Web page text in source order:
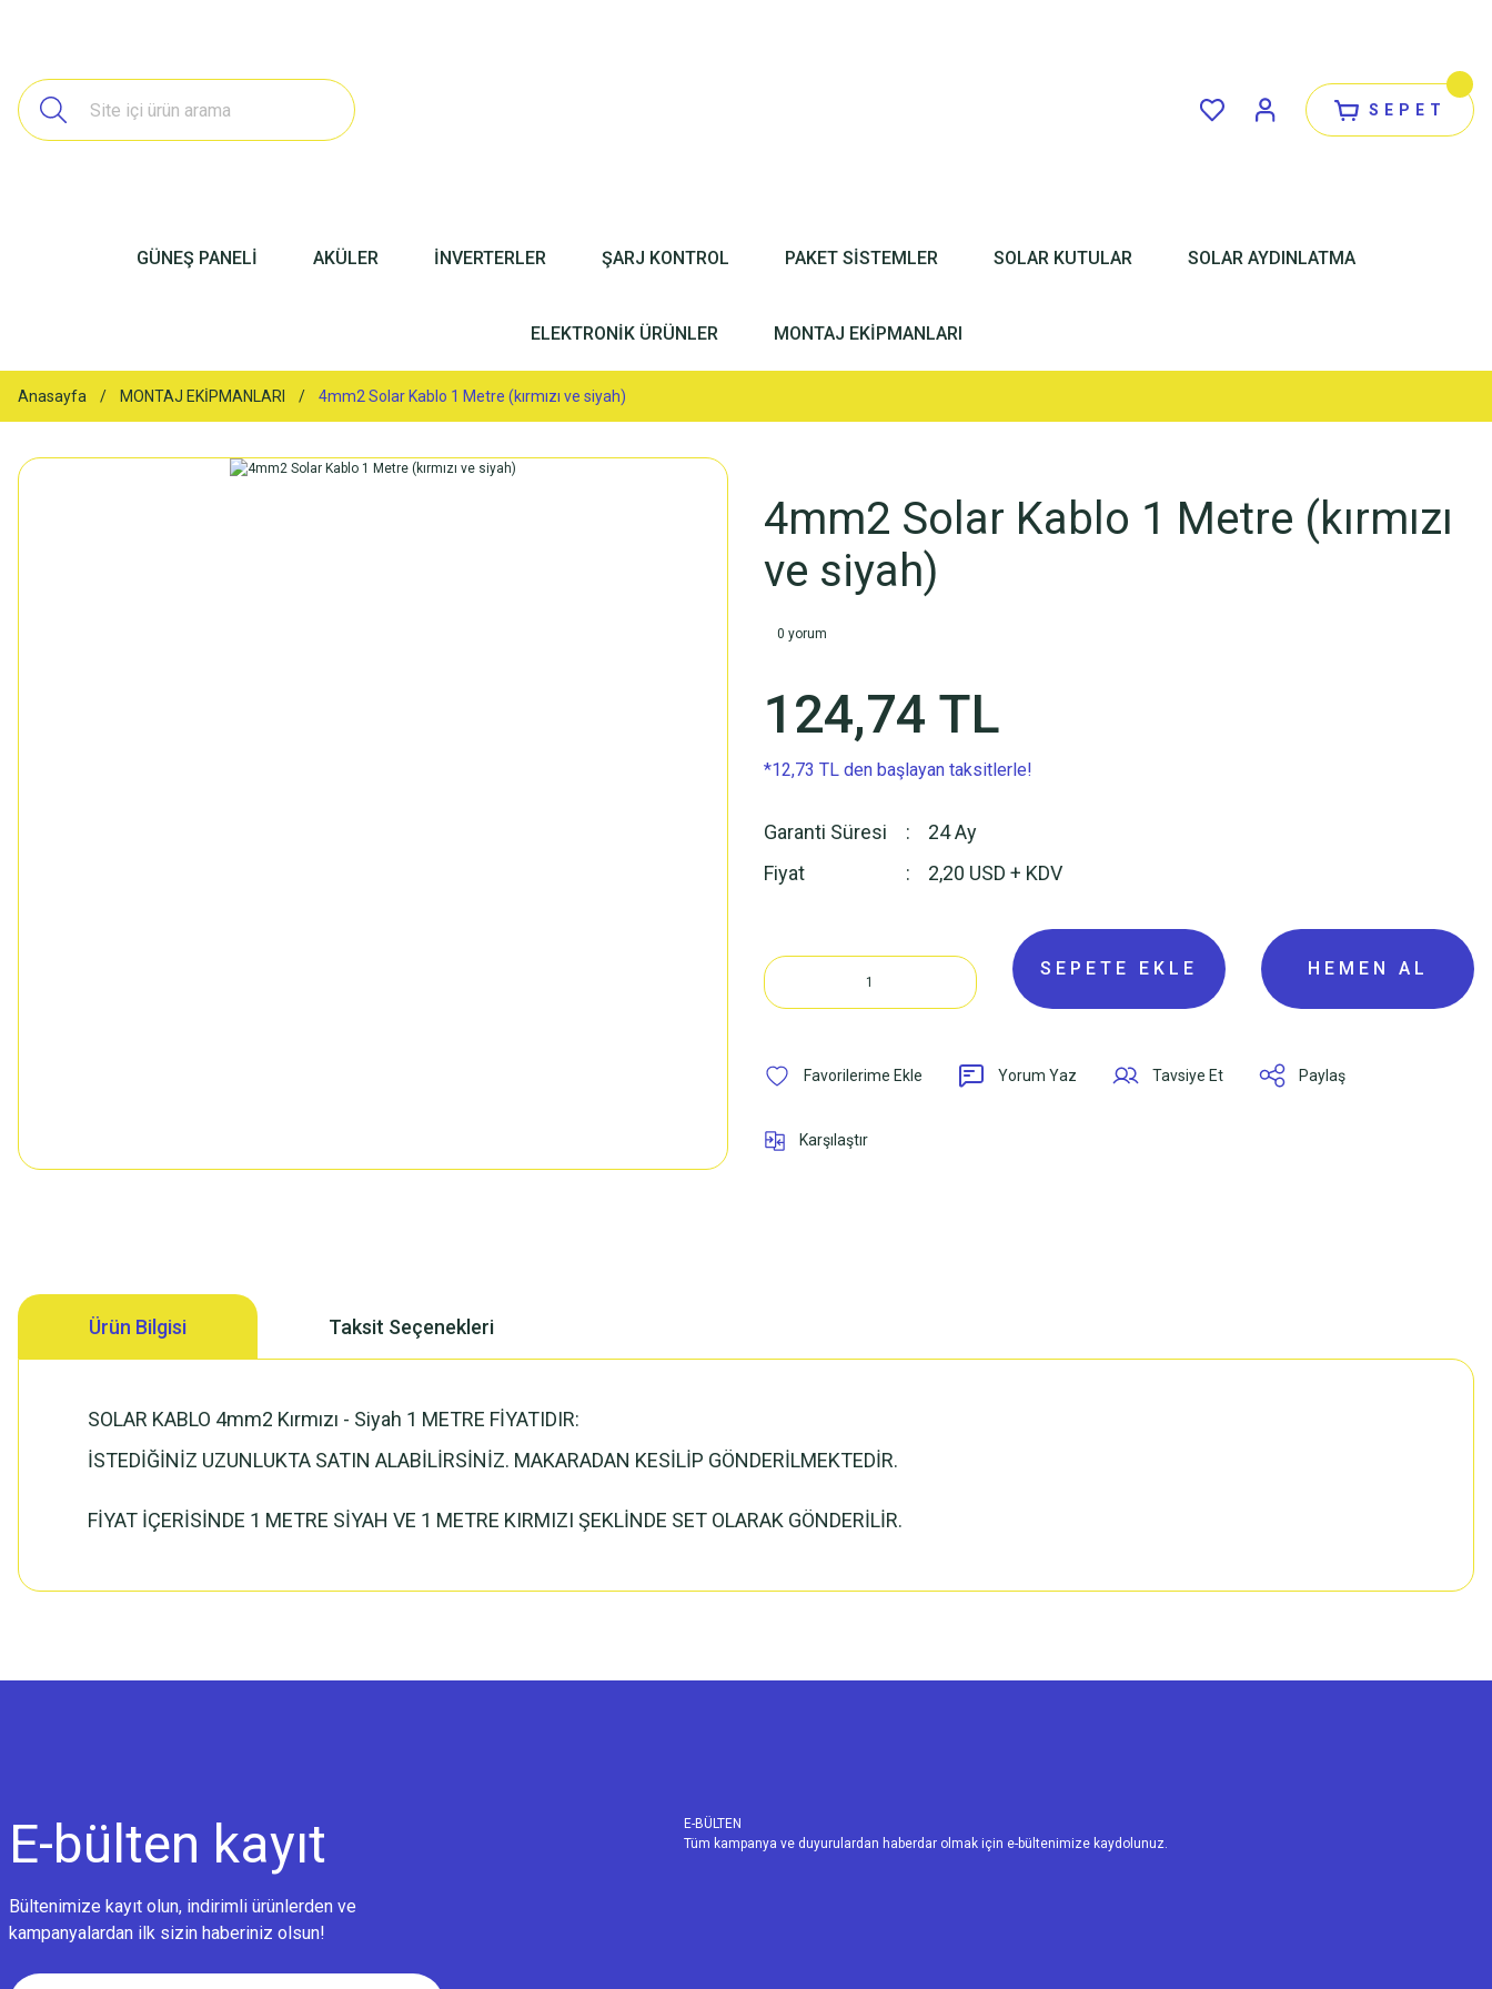
SEPET
GÜNEŞ PANELİ AKÜLER İNVERTERLER ŞARJ KONTROL PAKET SİSTEMLER SOLAR KUTULAR SOLAR AYDINLATMA
ELEKTRONİK ÜRÜNLER MONTAJ EKİPMANLARI
Anasayfa MONTAJ EKİPMANLARI 4mm2 Solar Kablo 1 Metre (kırmızı ve siyah)
4mm2 Solar Kablo 1 Metre (kırmızı
ve siyah)
0 yorum
124,74 TL
*12,73 TL den başlayan taksitlerle!
Garanti Süresi
24 Ay
Fiyat
2,20 USD + KDV
SEPETE EKLE HEMEN AL
Yorum Yaz Tavsiye Et Paylaş
Karşılaştır
Ürün Bilgisi Taksit Seçenekleri
SOLAR KABLO 4mm2 Kırmızı - Siyah 1 METRE FİYATIDIR:
İSTEDİĞİNİZ UZUNLUKTA SATIN ALABİLİRSİNİZ. MAKARADAN KESİLİP GÖNDERİLMEKTEDİR.
FİYAT İÇERİSİNDE 1 METRE SİYAH VE 1 METRE KIRMIZI ŞEKLİNDE SET OLARAK GÖNDERİLİR.
E-bülten kayıt
Bültenimize kayıt olun, indirimli ürünlerden ve
kampanyalardan ilk sizin haberiniz olsun!
E-BÜLTEN
Tüm kampanya ve duyurulardan haberdar olmak için e-bültenimize kaydolunuz.